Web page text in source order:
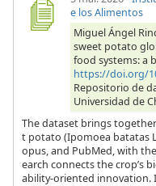
e los Alimentos
Miguel Ángel
sweet potato
food systems: a
https://doi.org/
Repositorio de
Universidad de
The dataset brings
t potato (Ipomoea batatas
opus, and PubMed, with
earch connects the crop’s
ability-oriented innovation.